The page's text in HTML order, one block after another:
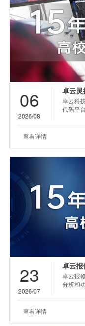
06
2026/08
卓云科
代码平
研等核
查看详情
23
2026/07
卓云报
分析和
查看详情